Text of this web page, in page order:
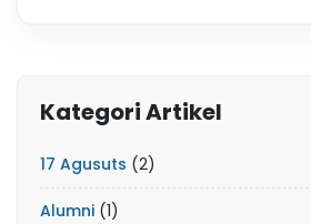
Kategori Artikel
17 Agusuts (2)
Alumni (1)